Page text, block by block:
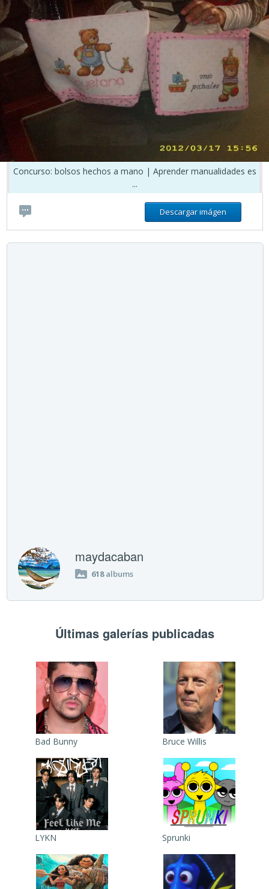
Concurso: bolsos hechos a mano | Aprender manualidades es
...
Descargar imágen
maydacaban
618albums
Últimas galerías publicadas
Bad Bunny Bruce Willis
LYKN Sprunki